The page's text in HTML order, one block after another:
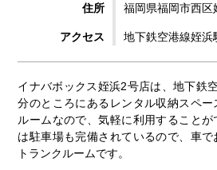
住所 福岡県福岡市西
アクセス 地下鉄空港線姪浜
イナバボックス姪浜2号店は、地下鉄
分のところにあるレンタル収納スペ
ルームなので、気軽に利用すること
は駐車場も完備されているので、車
トランクルームです。